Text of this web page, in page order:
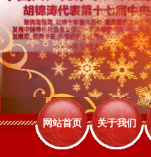
网站首页 关于我们